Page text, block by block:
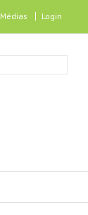
Médias Login